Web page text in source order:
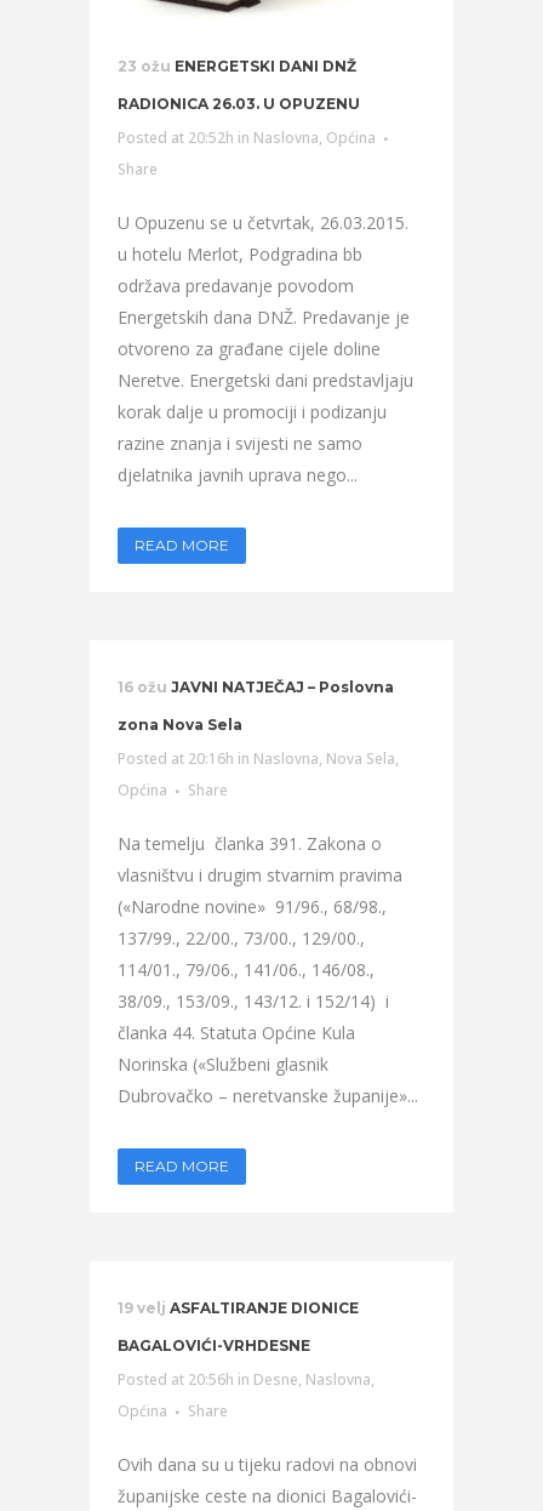
23 ožu ENERGETSKI DANI DNŽ
RADIONICA 26.03. U OPUZENU
Posted at 20:52h in Naslovna, Općina
Share
U Opuzenu se u četvrtak, 26.03.2015.
u hotelu Merlot, Podgradina bb
održava predavanje povodom
Energetskih dana DNŽ. Predavanje je
otvoreno za građane cijele doline
Neretve. Energetski dani predstavljaju
korak dalje u promociji i podizanju
razine znanja i svijesti ne samo
djelatnika javnih uprava nego...
READ MORE
16 ožu JAVNI NATJEČAJ – Poslovna
zona Nova Sela
Posted at 20:16h in Naslovna, Nova Sela,
Općina
Share
Na temelju članka 391. Zakona o
vlasništvu i drugim stvarnim pravima
(«Narodne novine» 91/96., 68/98.,
137/99., 22/00., 73/00., 129/00.,
114/01., 79/06., 141/06., 146/08.,
38/09., 153/09., 143/12. i 152/14) i
članka 44. Statuta Općine Kula
Norinska («Službeni glasnik
Dubrovačko – neretvanske županije»...
READ MORE
19 velj ASFALTIRANJE DIONICE
BAGALOVIĆI-VRHDESNE
Posted at 20:56h in Desne, Naslovna,
Općina
Share
Ovih dana su u tijeku radovi na obnovi
županijske ceste na dionici Bagalovići-